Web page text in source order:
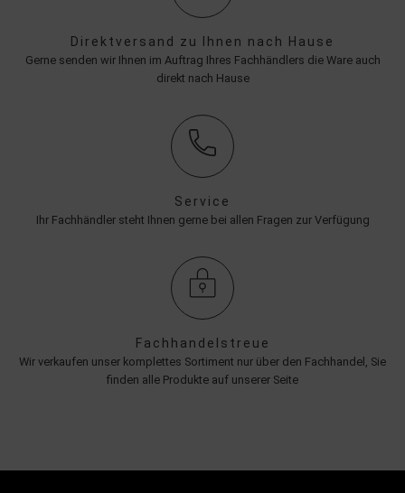
Direktversand zu Ihnen nach Hause
Gerne senden wir Ihnen im Auftrag Ihres Fachhändlers die Ware auch
direkt nach Hause
Service
Ihr Fachhändler steht Ihnen gerne bei allen Fragen zur Verfügung
Fachhandelstreue
Wir verkaufen unser komplettes Sortiment nur über den Fachhandel, Sie
finden alle Produkte auf unserer Seite